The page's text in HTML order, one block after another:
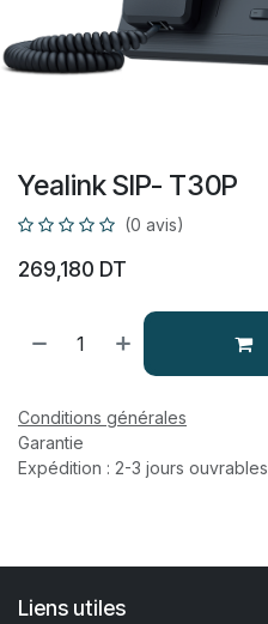
Yealink SIP- T30P
(0 avis)
269,180 DT
Conditions générales
Garantie
Expédition : 2-3 jours ouvrables
Liens utiles